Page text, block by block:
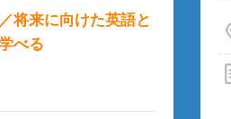
将来に向けた英語と
べる